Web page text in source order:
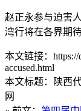
赵正永参与迫害
湾行将在各界期
本文链接：https://
accused.html
本文标题：陕西
网